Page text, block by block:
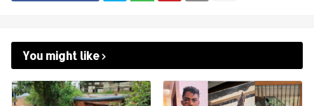
You might like